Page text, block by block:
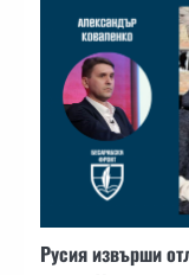
Русия извърши